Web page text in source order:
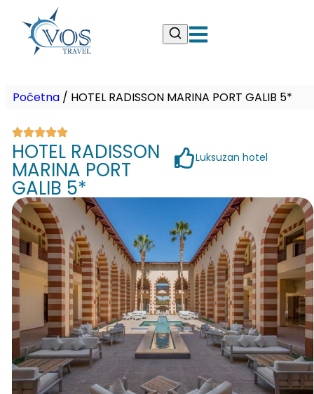
Početna / HOTEL RADISSON MARINA PORT GALIB 5*
HOTEL RADISSON
MARINA PORT
GALIB 5*
Luksuzan hotel